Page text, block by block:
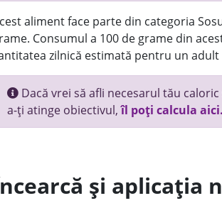
aliment face parte din categoria
Consumul a 100 de grame din
zilnică estimată pentru un adult
Dacă vrei să afli necesarul tău
a-ți atinge obiectivul,îl poți calcula aici.
și aplicația